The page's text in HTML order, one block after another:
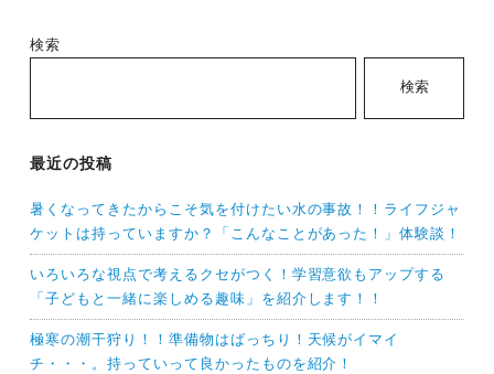
検索
検索
最近の投稿
暑くなってきたからこそ気を付けたい水の事故！！ライフジャ
ケットは持っていますか？「こんなことがあった！」体験談！
いろいろな視点で考えるクセがつく！学習意欲もアップする
「子どもと一緒に楽しめる趣味」を紹介します！！
極寒の潮干狩り！！準備物はばっちり！天候がイマイ
チ・・・。持っていって良かったものを紹介！